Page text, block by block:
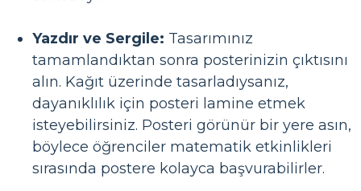
Yazdır ve Sergile: Tasarımınız
tamamlandıktan sonra posterinizin çıktısını
alın. Kağıt üzerinde tasarladıysanız,
dayanıklılık için posteri lamine etmek
isteyebilirsiniz. Posteri görünür bir yere asın,
böylece öğrenciler matematik etkinlikleri
sırasında postere kolayca başvurabilirler.